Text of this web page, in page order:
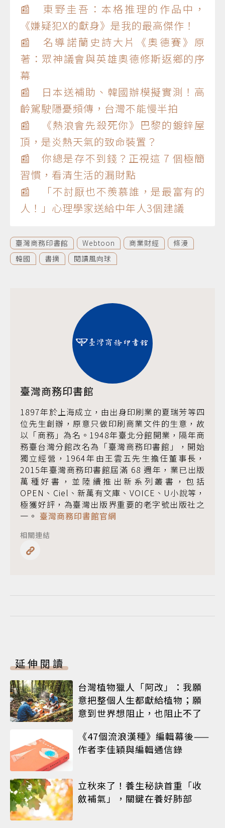
📰 東野圭吾：本格推理的作品中，
《嫌疑犯X的獻身》是我的最高傑作！
📰 名導諾蘭史詩大片《奧德賽》原
著：眾神議會與英雄奧德修斯返鄉的序
幕
📰 日本送補助、韓國辦模擬實測！高
齡駕駛隱憂頻傳，台灣不能慢半拍
📰 《熱浪會先殺死你》巴黎的鍍鋅屋
頂，是炎熱天氣的致命裝置？
📰 你總是存不到錢？正視這 7 個極簡
習慣，看清生活的漏財點
📰 「不討厭也不羨慕誰，是最富有的
人！」心理學家送給中年人3個建議
臺灣商務印書館 Webtoon 商業財經
條漫
韓國
書摘 閱讀風向球
臺灣商務印書館
1897年於上海成立，由出身印刷業的夏瑞芳等四
位先生創辦，原意只做印刷商業文件的生意，故
以「商務」為名。1948年臺北分館開業，隔年商
務臺台灣分館改名為「臺灣商務印書館」，開始
獨立經營，1964年由王雲五先生擔任董事長，
2015年臺灣商務印書館屆滿 68 週年，業已出版
萬種好書，並陸續推出新系列叢書，包括
OPEN、Ciel、新萬有文庫、VOICE、U小說等，
極獲好評，為臺灣出版界重要的老字號出版社之
一。 臺灣商務印書館官網
相關連結
延伸閱讀
台灣植物獵人「阿改」：我願
意把整個人生都獻給植物；願
意到世界想阻止，也阻止不了
《47個流浪漢種》編輯幕後——
作者李佳穎與編輯通信錄
立秋來了！養生秘訣首重「收
斂補氣」，關鍵在養好肺部